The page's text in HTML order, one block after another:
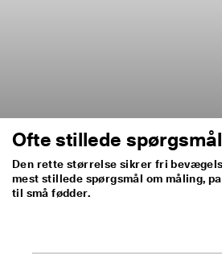
Ofte stillede spørgsmål
Den rette størrelse sikrer fri
mest stillede spørgsmål om måling,
til små fødder.